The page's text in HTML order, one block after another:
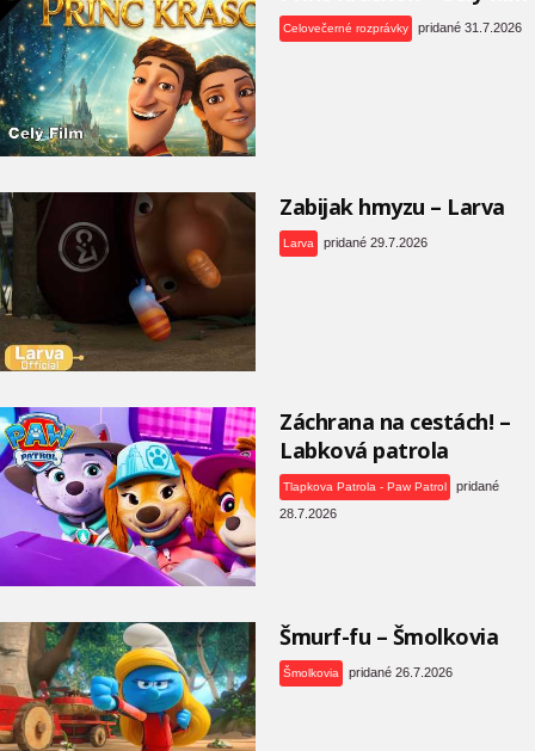
Celovečerné rozprávky pridané 31.7.2026
Zabijak hmyzu – Larva
Larva pridané 29.7.2026
Záchrana na cestách! –
Labková patrola
Tlapkova Patrola - Paw Patrol
pridané
28.7.2026
Šmurf-fu – Šmolkovia
Šmolkovia pridané 26.7.2026